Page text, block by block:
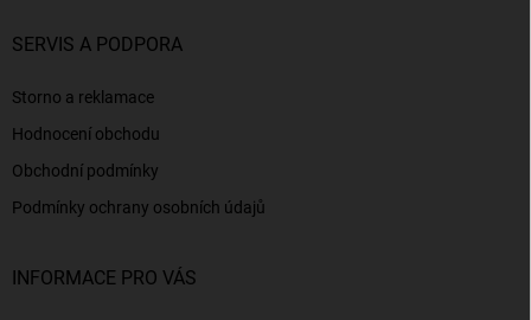
SERVIS A PODPORA
Storno a reklamace
Hodnocení obchodu
Obchodní podmínky
Podmínky ochrany osobních údajů
INFORMACE PRO VÁS